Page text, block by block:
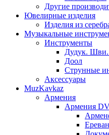
Другие
Ювелирные изделия
Изделия из
Музыкальные
Инструменты
Дудук. Шви.
Доол
Струнные
Аксессуары
MuzKavkaz
Армения
Армения